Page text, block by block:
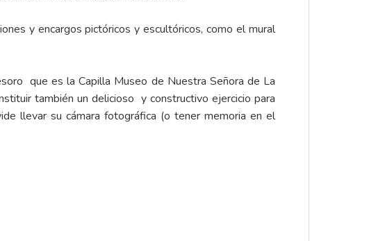
y encargos pictóricos y escultóricos, como el mural
que es la Capilla Museo de Nuestra Señora de La
también un delicioso y constructivo ejercicio para
llevar su cámara fotográfica (o tener memoria en el